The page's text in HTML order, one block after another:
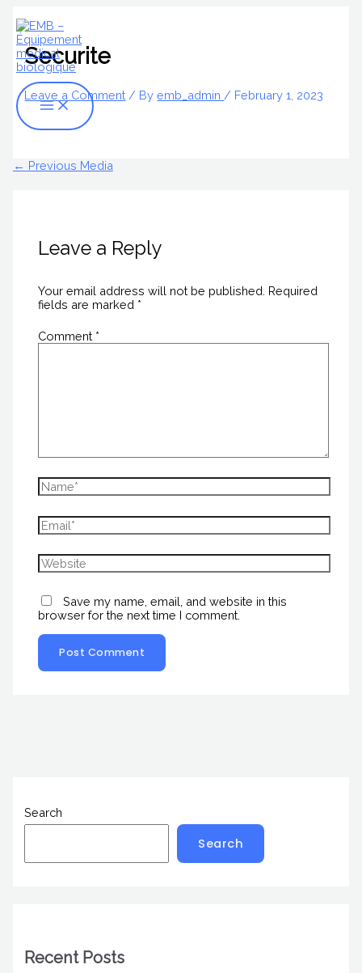
to
content
Menu
Securite
Leave a Comment / Byemb_admin / February 1, 2023
← Previous Media
Leave a Reply
Your email address will not be published. Required
fields are marked *
Comment *
Save my name, email, and website in this
browser for the next time I comment.
Search
Search
Recent Posts
e
a
c
h
o